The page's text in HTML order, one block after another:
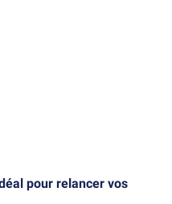
pour relancer vos